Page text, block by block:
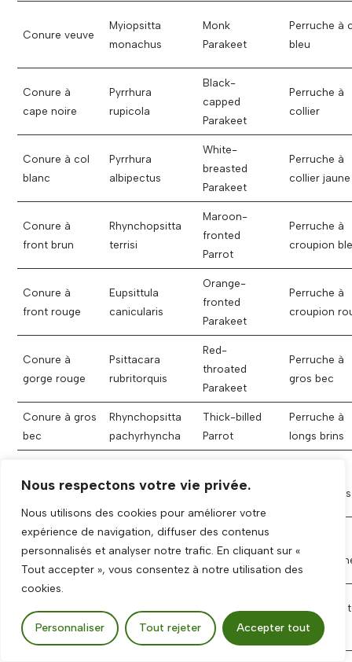
Nous respectons votre vie privée.
Nous utilisons des cookies pour améliorer votre
expérience de navigation, diffuser des contenus
personnalisés et analyser notre trafic. En cliquant sur «
Tout accepter », vous consentez à notre utilisation des
cookies.
Personnaliser Tout rejeter Accepter tout
Conure veuve
Myiopsitta
monachus
Monk
Parakeet
Perruche à
bleu
Conure à
cape noire
Pyrrhura
rupicola
Black-
capped
Parakeet
Perruche à
collier
Conure à col
blanc
Pyrrhura
albipectus
White-
breasted
Parakeet
Perruche à
collier jaune
Conure à
front brun
Rhynchopsitta
terrisi
Maroon-
fronted
Parrot
Perruche à
croupion
Conure à
front rouge
Eupsittula
canicularis
Orange-
fronted
Parakeet
Perruche à
croupion
Conure à
gorge rouge
Psittacara
rubritorquis
Red-
throated
Parakeet
Perruche à
gros bec
Conure à gros
bec
Rhynchopsitta
pachyrhyncha
Thick-billed
Parrot
Perruche à
longs brins
joues d’or
icterotis
eared
moustaches
Conure à long
bec
Enicognathus
leptorhynchus
Slender-
billed
Parakeet
oreilles
oreillons
hoematotis
eared
Parakeet
Perruche à
d’or